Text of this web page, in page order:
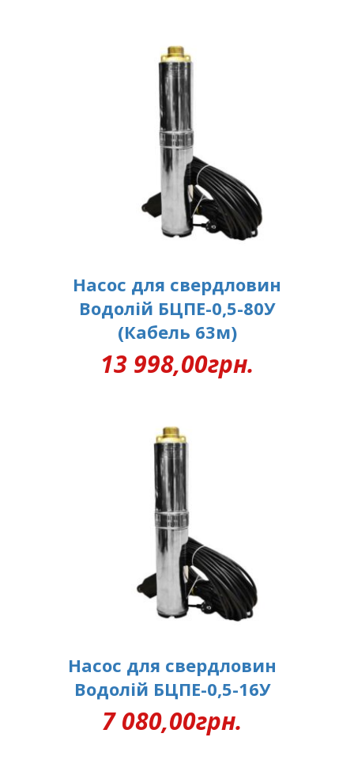
Насос для свердловин
Водолій БЦПЕ-0,5-80У
(Кабель 63м)
13 998,00грн.
Насос для свердловин
Водолій БЦПЕ-0,5-16У
7 080,00грн.